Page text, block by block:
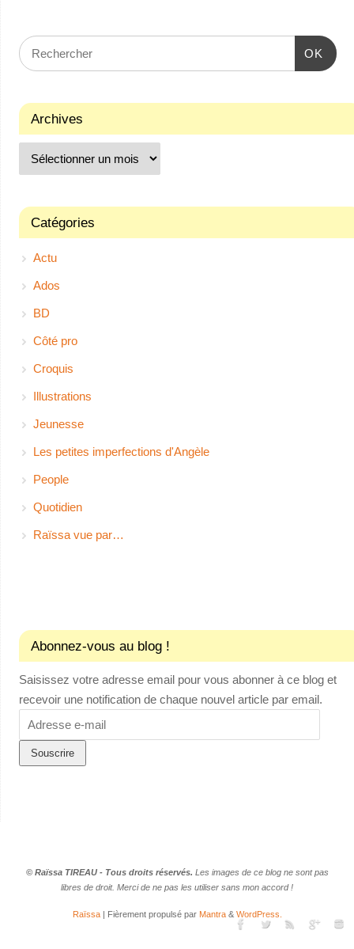
OK
Archives
Catégories
Actu
Ados
BD
Côté pro
Croquis
Illustrations
Jeunesse
Les petites imperfections d'Angèle
People
Quotidien
Raïssa vue par…
Abonnez-vous au blog !
Saisissez votre adresse email pour vous abonner à ce blog et
recevoir une notification de chaque nouvel article par email.
Adresse
e-
mail
© Raïssa TIREAU - Tous droits réservés. Les images de ce blog ne sont pas
libres de droit. Merci de ne pas les utiliser sans mon accord !
Raïssa| Fièrement propulsé par Mantra& WordPress.